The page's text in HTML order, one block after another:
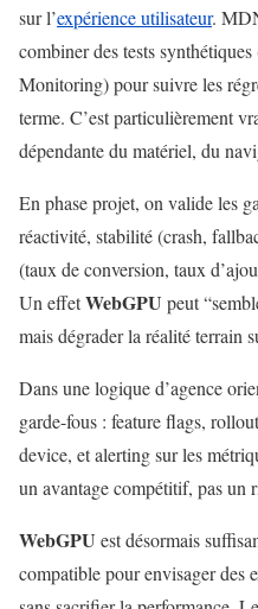
sur l’expérience utilisateur.
combiner des tests
Monitoring) pour suivre les
terme. C’est particulièrement
dépendante du matériel, du
En phase projet, on valide les
réactivité, stabilité (crash,
(taux de conversion, taux
Un effetWebGPU peut
mais dégrader la réalité terrain
Dans une logique d’agence
garde-fous : feature flags,
device, et alerting sur les
un avantage compétitif, pas un
WebGPU est désormais
compatible pour envisager des